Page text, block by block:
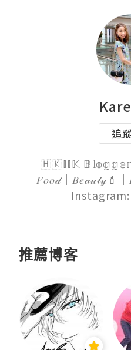
追
🇭🇰ℍ𝕂
𝐹𝑜𝑜𝒹｜𝐵𝑒𝒶𝓊𝓉𝓎💄｜
推薦博客